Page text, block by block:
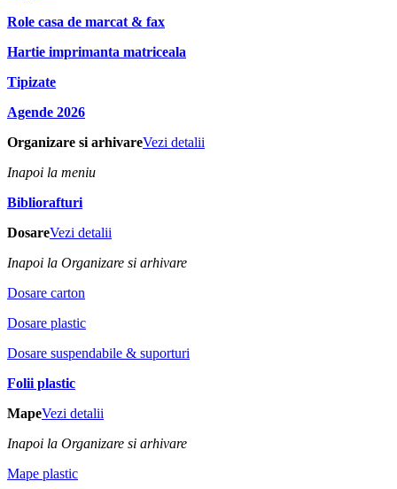
Role casa de marcat & fax
Hartie imprimanta matriceala
Tipizate
Agende 2026
Organizare si arhivareVezi detalii
Inapoi la meniu
Bibliorafturi
DosareVezi detalii
Inapoi la Organizare si arhivare
Dosare carton
Dosare plastic
Dosare suspendabile & suporturi
Folii plastic
MapeVezi detalii
Inapoi la Organizare si arhivare
Mape plastic